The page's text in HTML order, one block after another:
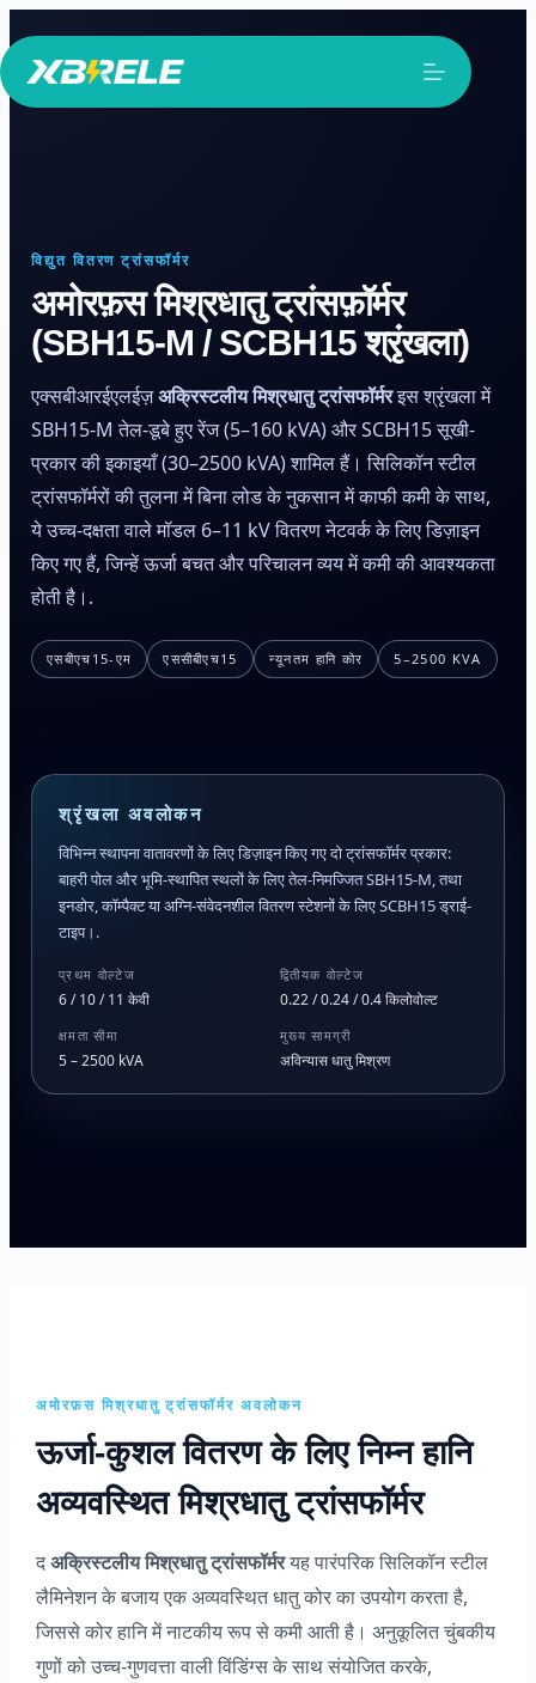
सामग्री
पर
जाएं
विद्युत वितरण ट्रांसफॉर्मर
अमोरफ़स मिश्रधातु ट्रांसफ़ॉर्मर
(SBH15-M / SCBH15 श्रृंखला)
एक्सबीआरईएलईज़अक्रिस्टलीय मिश्रधातु ट्रांसफॉर्मरइस श्रृंखला में
SBH15-M तेल-डूबे हुए रेंज (5–160 kVA) और SCBH15 सूखी-
प्रकार की इकाइयाँ (30–2500 kVA) शामिल हैं। सिलिकॉन स्टील
ट्रांसफॉर्मरों की तुलना में बिना लोड के नुकसान में काफी कमी के साथ,
ये उच्च-दक्षता वाले मॉडल 6–11 kV वितरण नेटवर्क के लिए डिज़ाइन
किए गए हैं, जिन्हें ऊर्जा बचत और परिचालन व्यय में कमी की आवश्यकता
होती है।.
एसबीएच15-एम एससीबीएच15 न्यूनतम हानि कोर 5–2500 KVA
श्रृंखला अवलोकन
विभिन्न स्थापना वातावरणों के लिए डिज़ाइन किए गए दो ट्रांसफॉर्मर प्रकार:
बाहरी पोल और भूमि-स्थापित स्थलों के लिए तेल-निमज्जित SBH15-M, तथा
इनडोर, कॉम्पैक्ट या अग्नि-संवेदनशील वितरण स्टेशनों के लिए SCBH15 ड्राई-
टाइप।.
प्रथम वोल्टेज
6 / 10 / 11 केवी
द्वितीयक वोल्टेज
0.22 / 0.24 / 0.4 किलोवोल्ट
क्षमता सीमा
5 – 2500 kVA
मुख्य सामग्री
अविन्यास धातु मिश्रण
अमोरफ़स मिश्रधातु ट्रांसफॉर्मर अवलोकन
ऊर्जा-कुशल वितरण के लिए निम्न हानि
अव्यवस्थित मिश्रधातु ट्रांसफॉर्मर
दअक्रिस्टलीय मिश्रधातु ट्रांसफॉर्मरयह पारंपरिक सिलिकॉन स्टील
लैमिनेशन के बजाय एक अव्यवस्थित धातु कोर का उपयोग करता है,
जिससे कोर हानि में नाटकीय रूप से कमी आती है। अनुकूलित चुंबकीय
गुणों को उच्च-गुणवत्ता वाली विंडिंग्स के साथ संयोजित करके,